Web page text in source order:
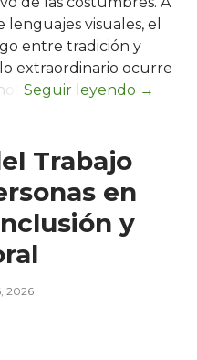
visuales, el
entre tradición y
extraordinario ocurre
Trabajo
en
y
2026